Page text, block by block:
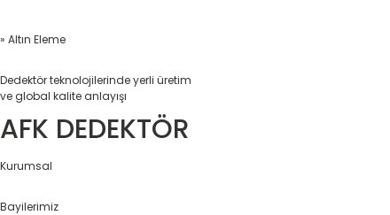
» Altın Eleme
Dedektör teknolojilerinde yerli üretim
ve global kalite anlayışı
AFK DEDEKTÖR
Kurumsal
Bayilerimiz